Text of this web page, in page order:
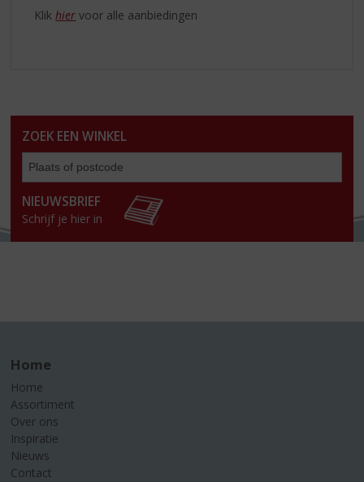
Klikhier voor alle aanbiedingen
ZOEK EEN WINKEL
NIEUWSBRIEF
Schrijf je hier in
Home
Home
Assortiment
Over ons
Inspiratie
Nieuws
Contact